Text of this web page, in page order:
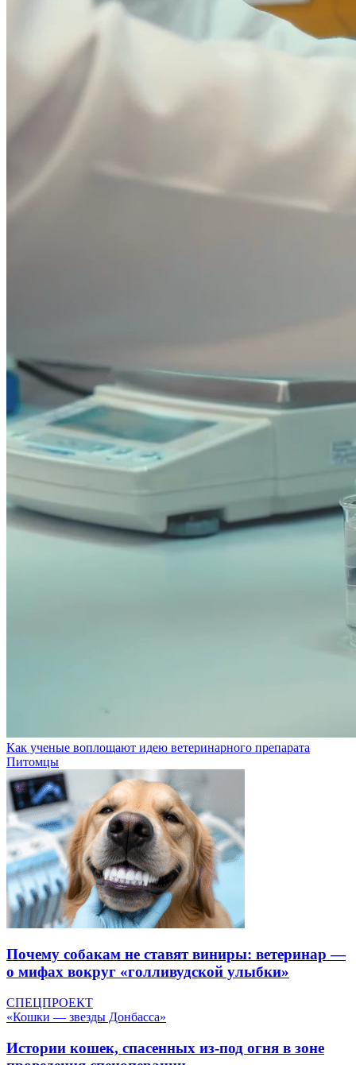
Как ученые воплощают идею ветеринарного препарата
Питомцы
Почему собакам не ставят виниры: ветеринар —
о мифах вокруг «голливудской улыбки»
СПЕЦПРОЕКТ
«Кошки — звезды Донбасса»
Истории кошек, спасенных из-под огня в зоне